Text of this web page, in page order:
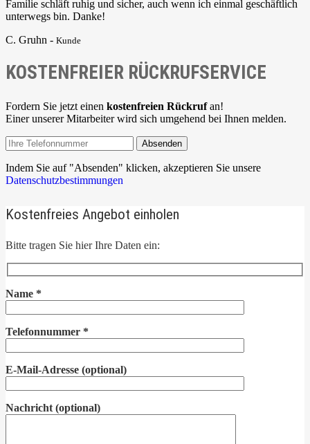
Familie schläft ruhig und sicher, auch wenn ich einmal geschäftlich
unterwegs bin. Danke!
C. Gruhn - Kunde
KOSTENFREIER RÜCKRUFSERVICE
Fordern Sie jetzt einen kostenfreien Rückrufan!
Einer unserer Mitarbeiter wird sich umgehend bei Ihnen melden.
Absenden
Indem Sie auf "Absenden" klicken, akzeptieren Sie unsere
Datenschutzbestimmungen
Kostenfreies Angebot einholen
Bitte tragen Sie hier Ihre Daten ein:
Name *
Telefonnummer *
E-Mail-Adresse (optional)
Nachricht (optional)